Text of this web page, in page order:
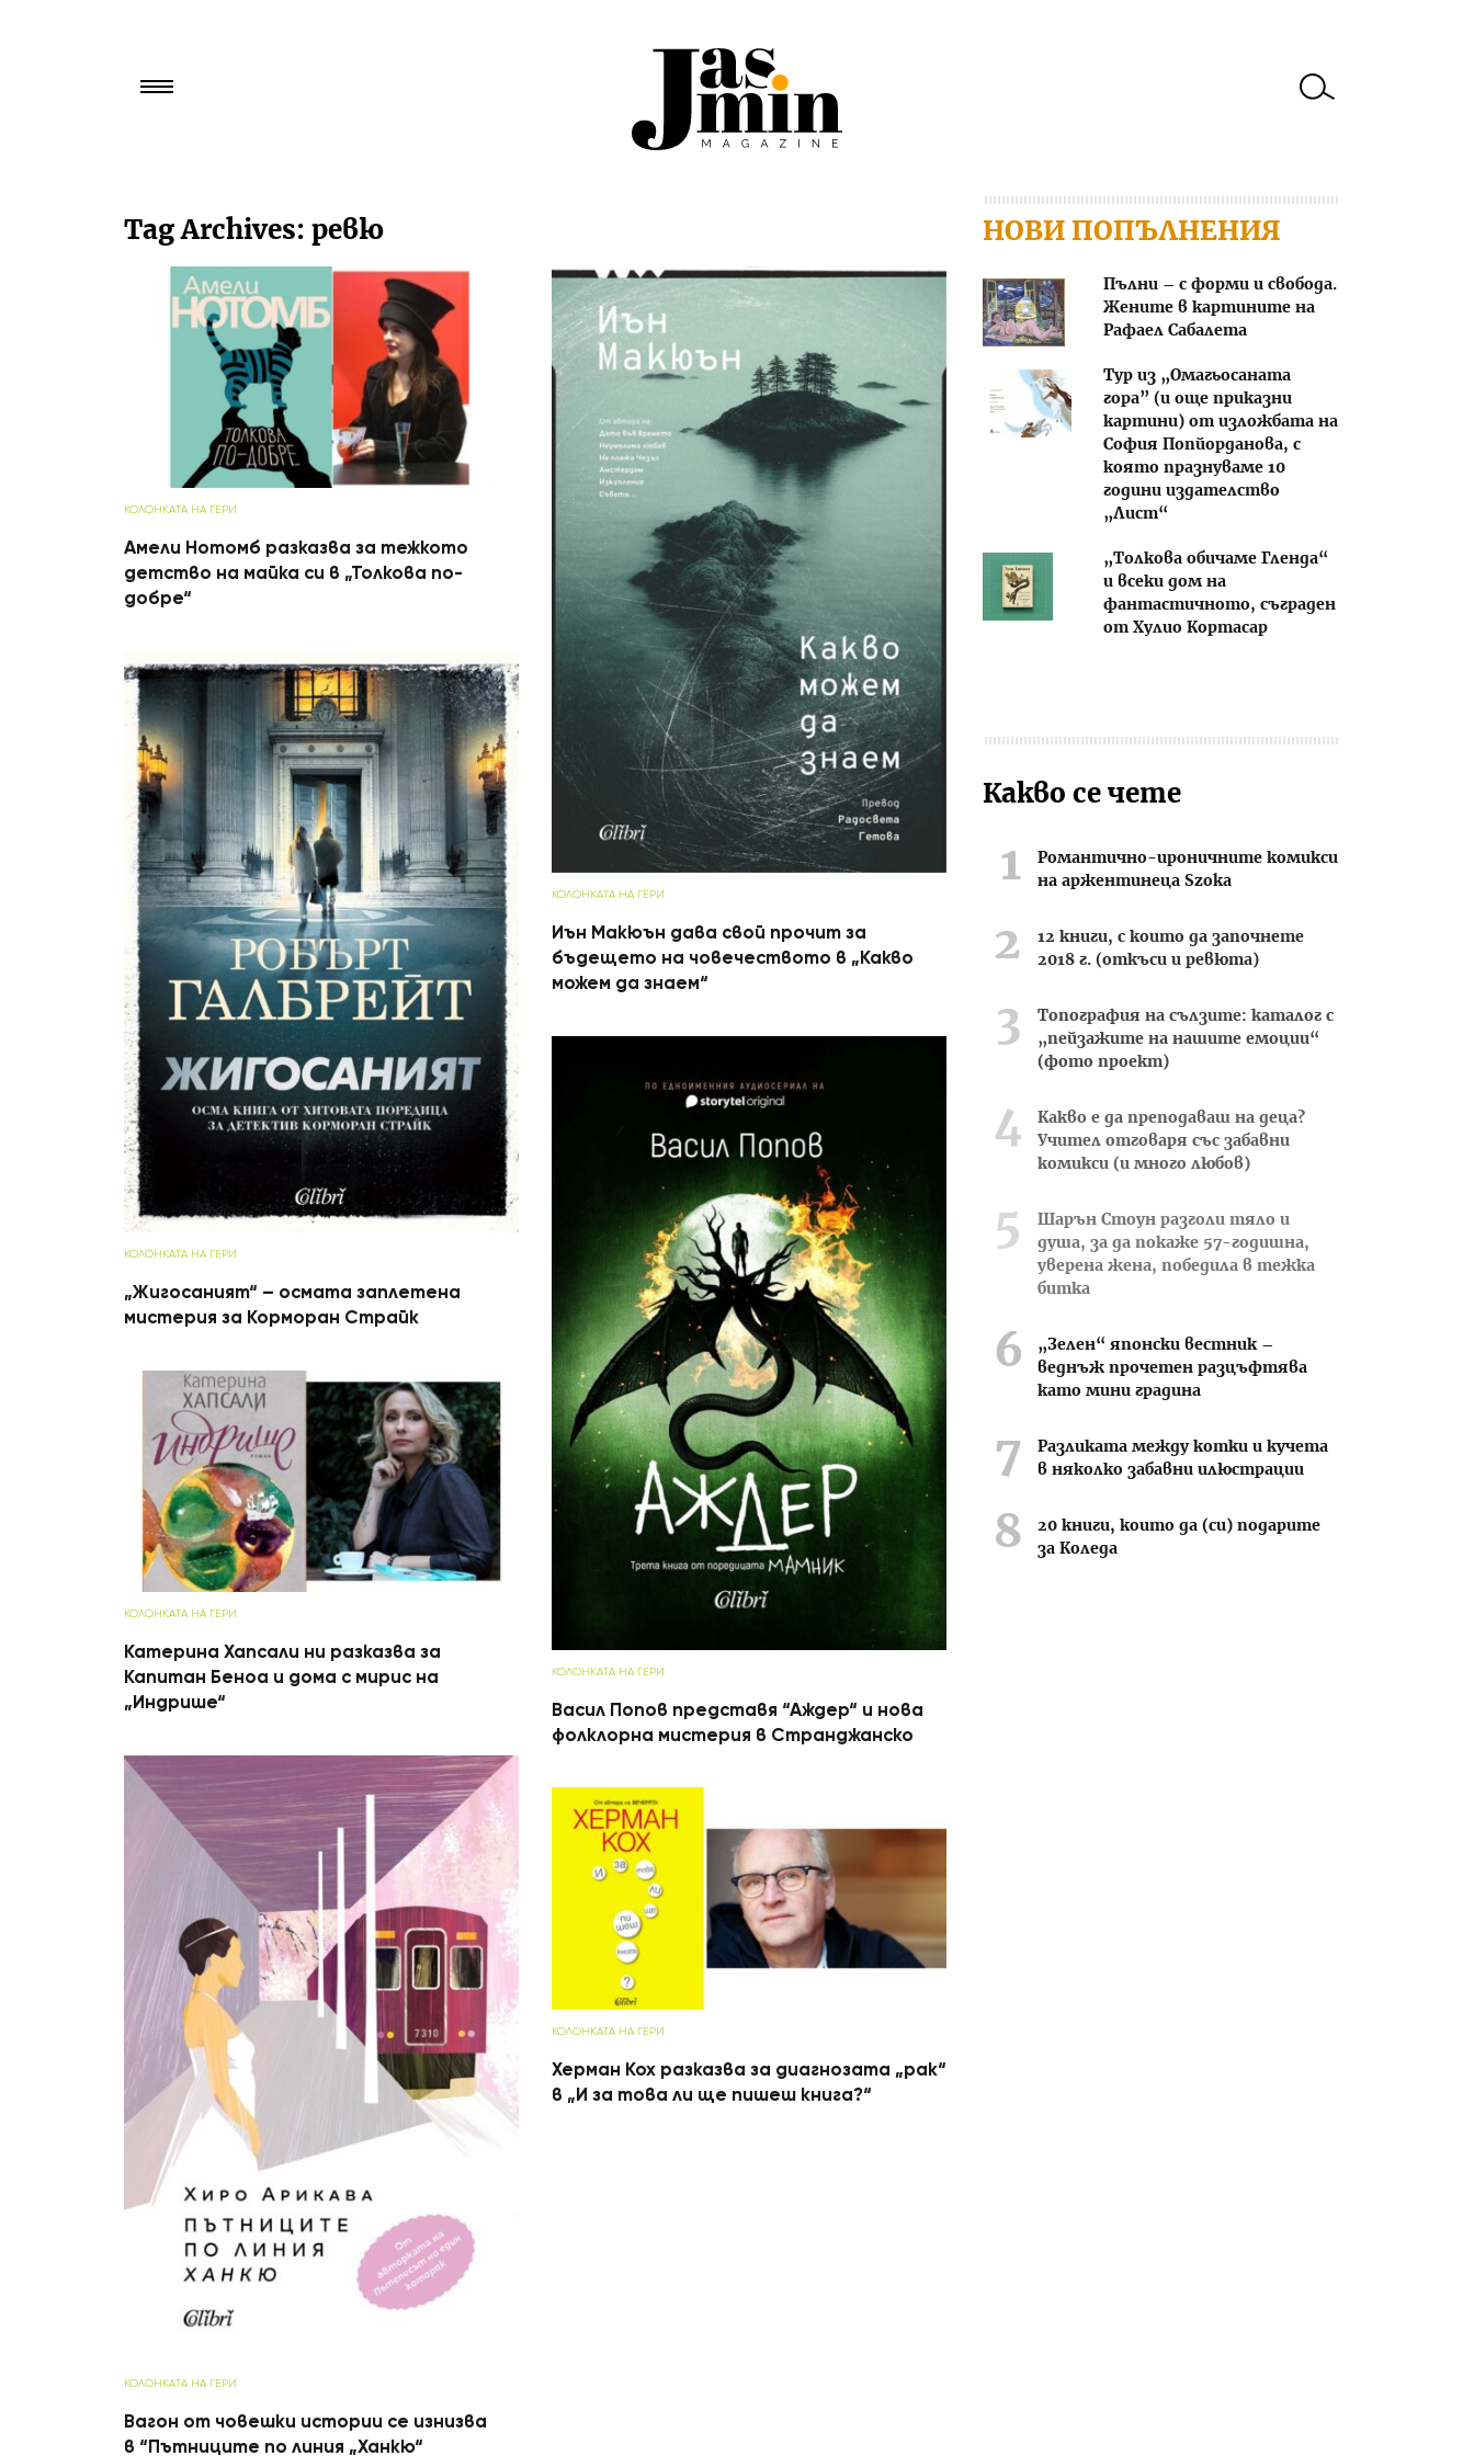
за:
Tag Archives: ревю
КОЛОНКАТА НА ГЕРИ
Амели Нотомб разказва за тежкото
детство на майка си в „Толкова по-
добре“
КОЛОНКАТА НА ГЕРИ
Иън Макюън дава свой прочит за
бъдещето на човечеството в „Какво
можем да знаем“
КОЛОНКАТА НА ГЕРИ
„Жигосаният“ – осмата заплетена
мистерия за Корморан Страйк
КОЛОНКАТА НА ГЕРИ
Васил Попов представя “Аждер“ и нова
фолклорна мистерия в Странджанско
КОЛОНКАТА НА ГЕРИ
Катерина Хапсали ни разказва за
Капитан Беноа и дома с мирис на
„Индрише“
КОЛОНКАТА НА ГЕРИ
Вагон от човешки истории се изнизва
в “Пътниците по линия „Ханкю“
КОЛОНКАТА НА ГЕРИ
Херман Кох разказва за диагнозата „рак“
в „И за това ли ще пишеш книга?“
НОВИ ПОПЪЛНЕНИЯ
Пълни – с форми и свобода.
Жените в картините на
Рафаел Сабалета
Тур из „Омагьосаната
гора” (и още приказни
картини) от изложбата на
София Попйорданова, с
която празнуваме 10
години издателство
„Лист“
„Толкова обичаме Гленда“
и всеки дом на
фантастичното, съграден
от Хулио Кортасар
Какво се чете
Романтично-ироничните комикси
на аржентинеца Szoka
12 книги, с които да започнете
2018 г. (откъси и ревюта)
Топография на сълзите: каталог с
„пейзажите на нашите емоции“
(фото проект)
Какво е да преподаваш на деца?
Учител отговаря със забавни
комикси (и много любов)
Шарън Стоун разголи тяло и
душа, за да покаже 57-годишна,
уверена жена, победила в тежка
битка
„Зелен“ японски вестник –
веднъж прочетен разцъфтява
като мини градина
Разликата между котки и кучета
в няколко забавни илюстрации
20 книги, които да (си) подарите
за Коледа